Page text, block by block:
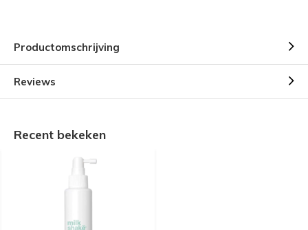
Productomschrijving
Reviews
Recent bekeken